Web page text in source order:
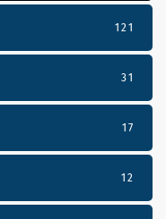
121
31
17
12